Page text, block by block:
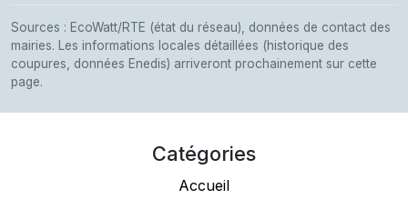
Sources : EcoWatt/RTE (état du réseau), données de contact des
mairies. Les informations locales détaillées (historique des
coupures, données Enedis) arriveront prochainement sur cette
page.
Catégories
Accueil